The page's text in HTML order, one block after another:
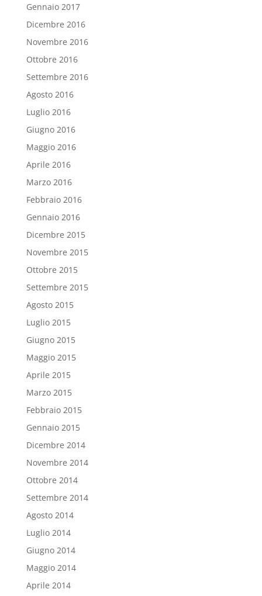
Gennaio 2017
Dicembre 2016
Novembre 2016
Ottobre 2016
Settembre 2016
Agosto 2016
Luglio 2016
Giugno 2016
Maggio 2016
Aprile 2016
Marzo 2016
Febbraio 2016
Gennaio 2016
Dicembre 2015
Novembre 2015
Ottobre 2015
Settembre 2015
Agosto 2015
Luglio 2015
Giugno 2015
Maggio 2015
Aprile 2015
Marzo 2015
Febbraio 2015
Gennaio 2015
Dicembre 2014
Novembre 2014
Ottobre 2014
Settembre 2014
Agosto 2014
Luglio 2014
Giugno 2014
Maggio 2014
Aprile 2014